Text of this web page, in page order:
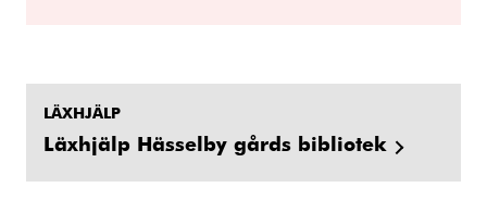
LÄXHJÄLP
Läxhjälp Hässelby gårds bibliotek